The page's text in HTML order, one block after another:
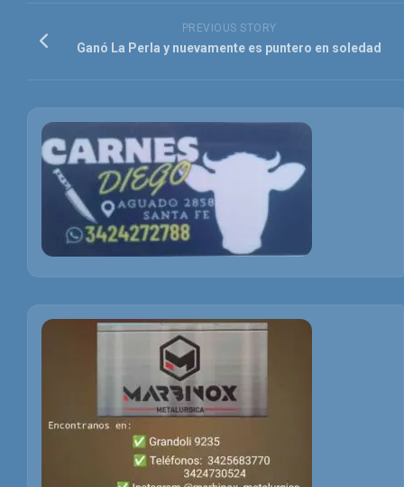
PREVIOUS STORY
Ganó La Perla y nuevamente es puntero en soledad